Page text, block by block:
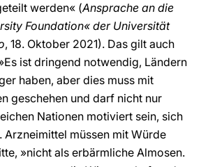
werden« (Ansprache an die
Foundation« der Universität
, 18. Oktober 2021). Das gilt auch
ist dringend notwendig, Ländern
haben, aber dies muss mit
geschehen und darf nicht nur
Nationen motiviert sein, sich
Arzneimittel müssen mit Würde
»nicht als erbärmliche Almosen.